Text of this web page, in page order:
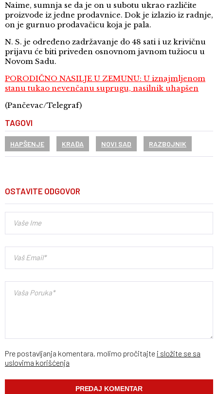
Naime, sumnja se da je on u subotu ukrao različite
proizvode iz jedne prodavnice. Dok je izlazio iz radnje,
on je gurnuo prodavačicu koja je pala.
N. S. je određeno zadržavanje do 48 sati i uz krivičnu
prijavu će biti priveden osnovnom javnom tužiocu u
Novom Sadu.
PORODIČNO NASILJE U ZEMUNU: U iznajmljenom
stanu tukao nevenčanu suprugu, nasilnik uhapšen
(Pančevac/Telegraf)
TAGOVI
HAPŠENJE KRAĐA NOVI SAD RAZBOJNIK
OSTAVITE ODGOVOR
Pre postavljanja komentara, molimo pročitajte i složite se sa
uslovima korišćenja